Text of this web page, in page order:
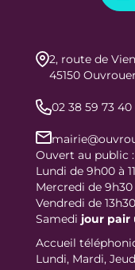
2, route de
45150
02 38 59 73 40
Ouvert au public :
Lundi de 9h00 à
Mercredi de 9h30
Vendredi de
Samedi jour pair
Accueil
Lundi, Mardi,